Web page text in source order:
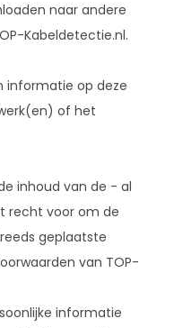
naar andere
Kabeldetectie.nl.
informatie op deze
of het
inhoud van de - al
recht voor om de
geplaatste
van TOP-
informatie